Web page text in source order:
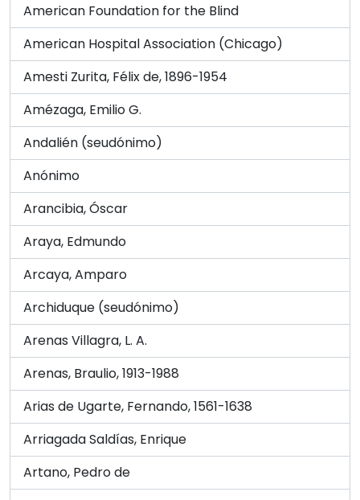
American Foundation for the Blind
American Hospital Association (Chicago)
Amesti Zurita, Félix de, 1896-1954
Amézaga, Emilio G.
Andalién (seudónimo)
Anónimo
Arancibia, Óscar
Araya, Edmundo
Arcaya, Amparo
Archiduque (seudónimo)
Arenas Villagra, L. A.
Arenas, Braulio, 1913-1988
Arias de Ugarte, Fernando, 1561-1638
Arriagada Saldías, Enrique
Artano, Pedro de